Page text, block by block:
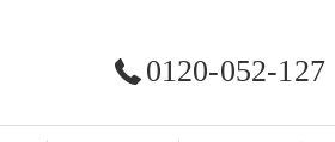
0120-052-127